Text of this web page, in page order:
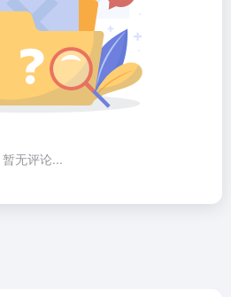
暂无评论...